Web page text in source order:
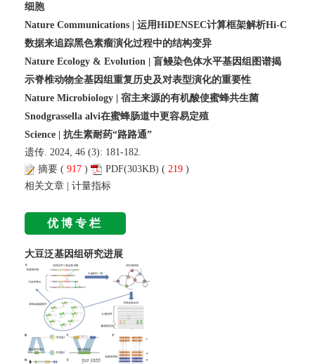
细胞
Nature Communications | 运用HiDENSEC计算框架解析Hi-C
数据来追踪黑色素瘤演化过程中的结构变异
Nature Ecology & Evolution | 盲鳗染色体水平基因组图谱揭
示脊椎动物全基因组重复历史及对表型演化的重要性
Nature Microbiology | 宿主来源的有机酸使蜜蜂共生菌
Snodgrassella alvi在蜜蜂肠道中更容易定殖
Science | 抗生素耐药“路路通”
遗传. 2024, 46 (3): 181-182.
摘要 ( 917 ) PDF(303KB) ( 219 )
相关文章 | 计量指标
优博专栏
大豆泛基因组研究进展